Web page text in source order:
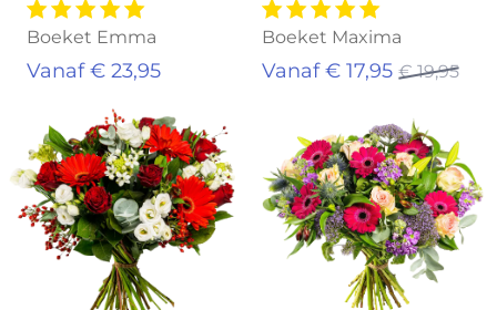
Boeket Emma
Vanaf € 23,95
Boeket Maxima
Vanaf € 17,95 € 19,95